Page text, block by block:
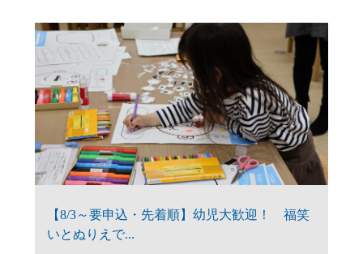
【8/3～要申込・先着順】幼児大歓迎！ 福笑
いとぬりえで...